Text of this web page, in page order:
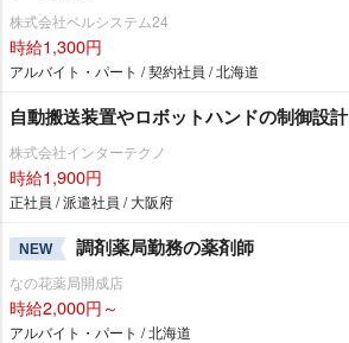
株式会社ベルシステム24
時給1,300円
アルバイト・パート / 契約社員 / 北海道
自動搬送装置やロボットハンドの制御設計
株式会社インターテクノ
時給1,900円
正社員 / 派遣社員 / 大阪府
NEW 調剤薬局勤務の薬剤師
なの花薬局開成店
時給2,000円～
アルバイト・パート / 北海道